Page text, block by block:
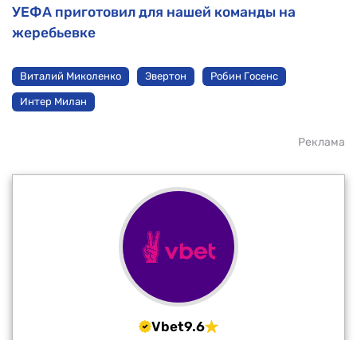
УЕФА приготовил для нашей команды на
жеребьевке
Виталий Миколенко Эвертон Робин Госенс
Интер Милан
Реклама
Vbet9.6